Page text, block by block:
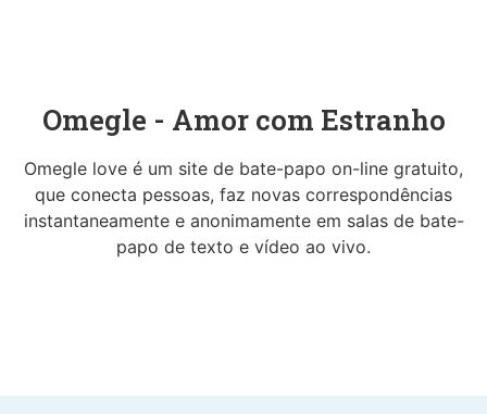
Omegle - Amor com Estranho
Omegle love é um site de bate-papo on-line gratuito,
que conecta pessoas, faz novas correspondências
instantaneamente e anonimamente em salas de bate-
papo de texto e vídeo ao vivo.